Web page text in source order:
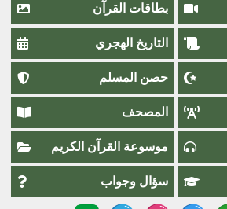
بطاقات القرآن
التاريخ الهجري
حصن المسلم
المصحف
موسوعة القرآن الكريم
سؤال وجواب